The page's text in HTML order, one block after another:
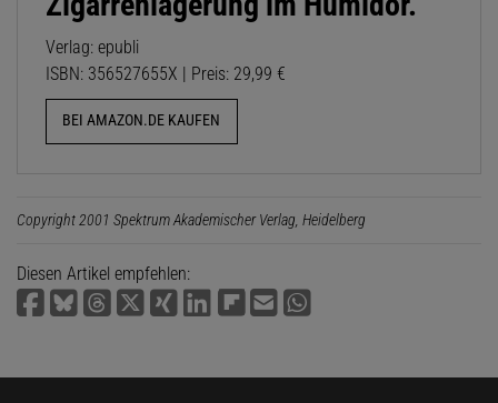
Verlag: epubli
ISBN: 356527655X | Preis: 29,99 €
BEI AMAZON.DE KAUFEN
Copyright 2001 Spektrum Akademischer Verlag, Heidelberg
Diesen Artikel empfehlen: